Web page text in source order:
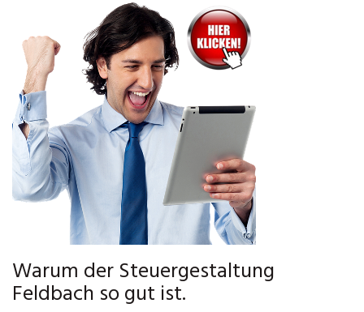
Warum der Steuergestaltung
Feldbach so gut ist.